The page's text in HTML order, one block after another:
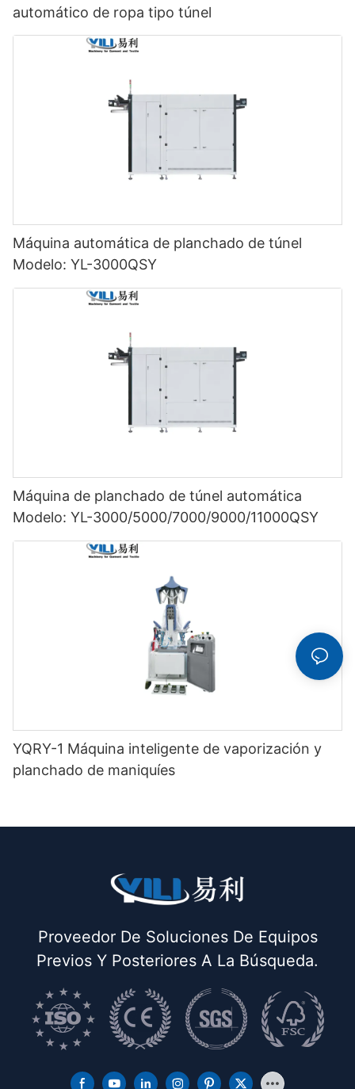
automático de ropa tipo túnel
Máquina automática de planchado de túnel
Modelo: YL-3000QSY
Máquina de planchado de túnel automática
Modelo: YL-3000/5000/7000/9000/11000QSY
YQRY-1 Máquina inteligente de vaporización y
planchado de maniquíes
Proveedor De Soluciones De Equipos
Previos Y Posteriores A La Búsqueda.